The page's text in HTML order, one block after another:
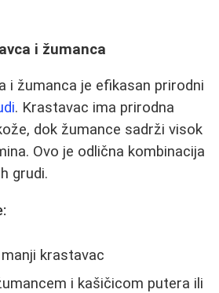
i žumanca
i žumanca je efikasan prirodni
. Krastavac ima prirodna
dok žumance sadrži visok
Ovo je odlična kombinacija
grudi.
krastavac
i kašičicom putera ili